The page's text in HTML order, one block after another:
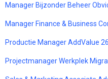
Manager Bijzonder Beheer
Manager Finance & Business
Productie Manager AddValue
Projectmanager Werkplek